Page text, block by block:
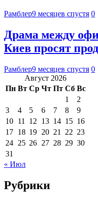
Рамблер9 месяцев спустя 0
Драма между
Киев просят
Рамблер9 месяцев спустя 0
Август 2026
Пн Вт Ср Чт Пт Сб Вс
1
2
3
4 5 6 7 8
9
10 11 12 13 14 15 16
17 18 19 20 21 22 23
24 25 26 27 28 29 30
31
« Июл
Рубрики